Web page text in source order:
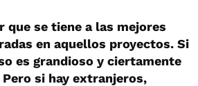
que se tiene a las mejores
en aquellos proyectos. Si
es grandioso y ciertamente
si hay extranjeros,